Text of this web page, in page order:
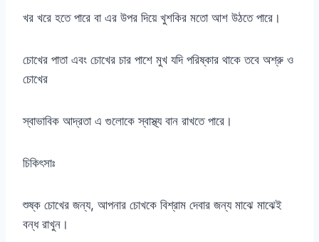
খর খরে হতে পারে বা এর উপর দিয়ে খুশকির মতো আশ উঠতে পারে।
চোখের পাতা এবং চোখের চার পাশে মুখ যদি পরিষ্কার থাকে তবে অশ্রু ও
চোখের
স্বাভাবিক আদ্রতা এ গুলোকে স্বাস্থ্য বান রাখতে পারে।
চিকিৎসাঃ
শুষ্ক চোখের জন্য, আপনার চোখকে বিশ্রাম দেবার জন্য মাঝে মাঝেই
বন্ধ রাখুন।